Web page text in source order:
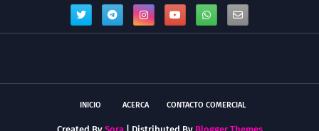
INICIO ACERCA CONTACTO COMERCIAL